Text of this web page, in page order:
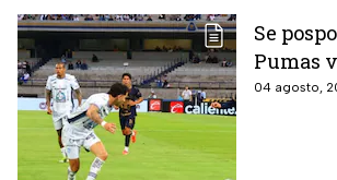
Se
Pumas
FC en
04 agosto,